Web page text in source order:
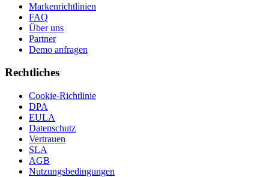
Markenrichtlinien
FAQ
Über uns
Partner
Demo anfragen
Rechtliches
Cookie-Richtlinie
DPA
EULA
Datenschutz
Vertrauen
SLA
AGB
Nutzungsbedingungen